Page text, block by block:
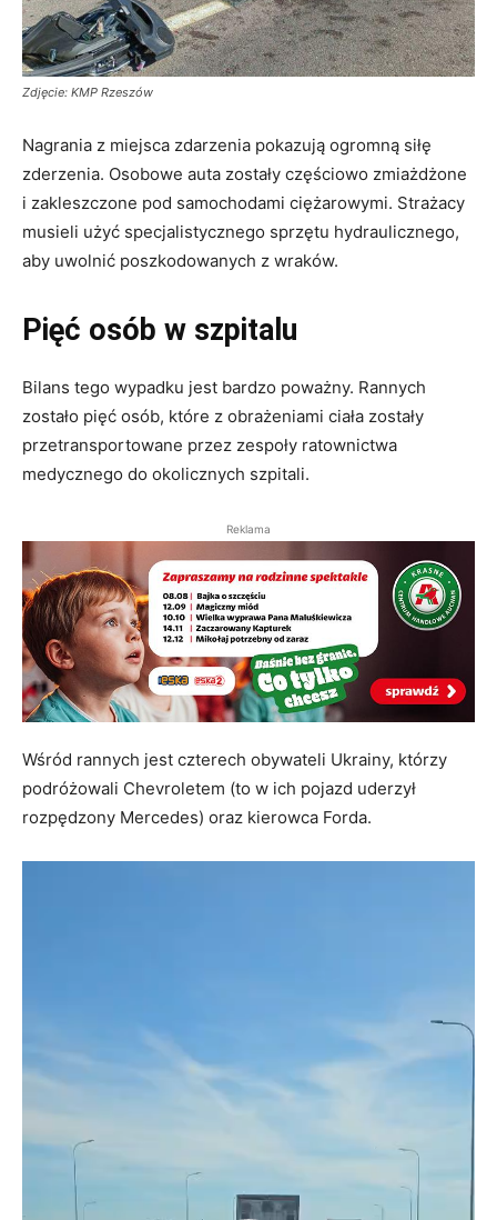
Zdjęcie: KMP Rzeszów
Nagrania z miejsca zdarzenia pokazują ogromną siłę
zderzenia. Osobowe auta zostały częściowo zmiażdżone
i zakleszczone pod samochodami ciężarowymi. Strażacy
musieli użyć specjalistycznego sprzętu hydraulicznego,
aby uwolnić poszkodowanych z wraków.
Pięć osób w szpitalu
Bilans tego wypadku jest bardzo poważny. Rannych
zostało pięć osób, które z obrażeniami ciała zostały
przetransportowane przez zespoły ratownictwa
medycznego do okolicznych szpitali.
Reklama
Wśród rannych jest czterech obywateli Ukrainy, którzy
podróżowali Chevroletem (to w ich pojazd uderzył
rozpędzony Mercedes) oraz kierowca Forda.